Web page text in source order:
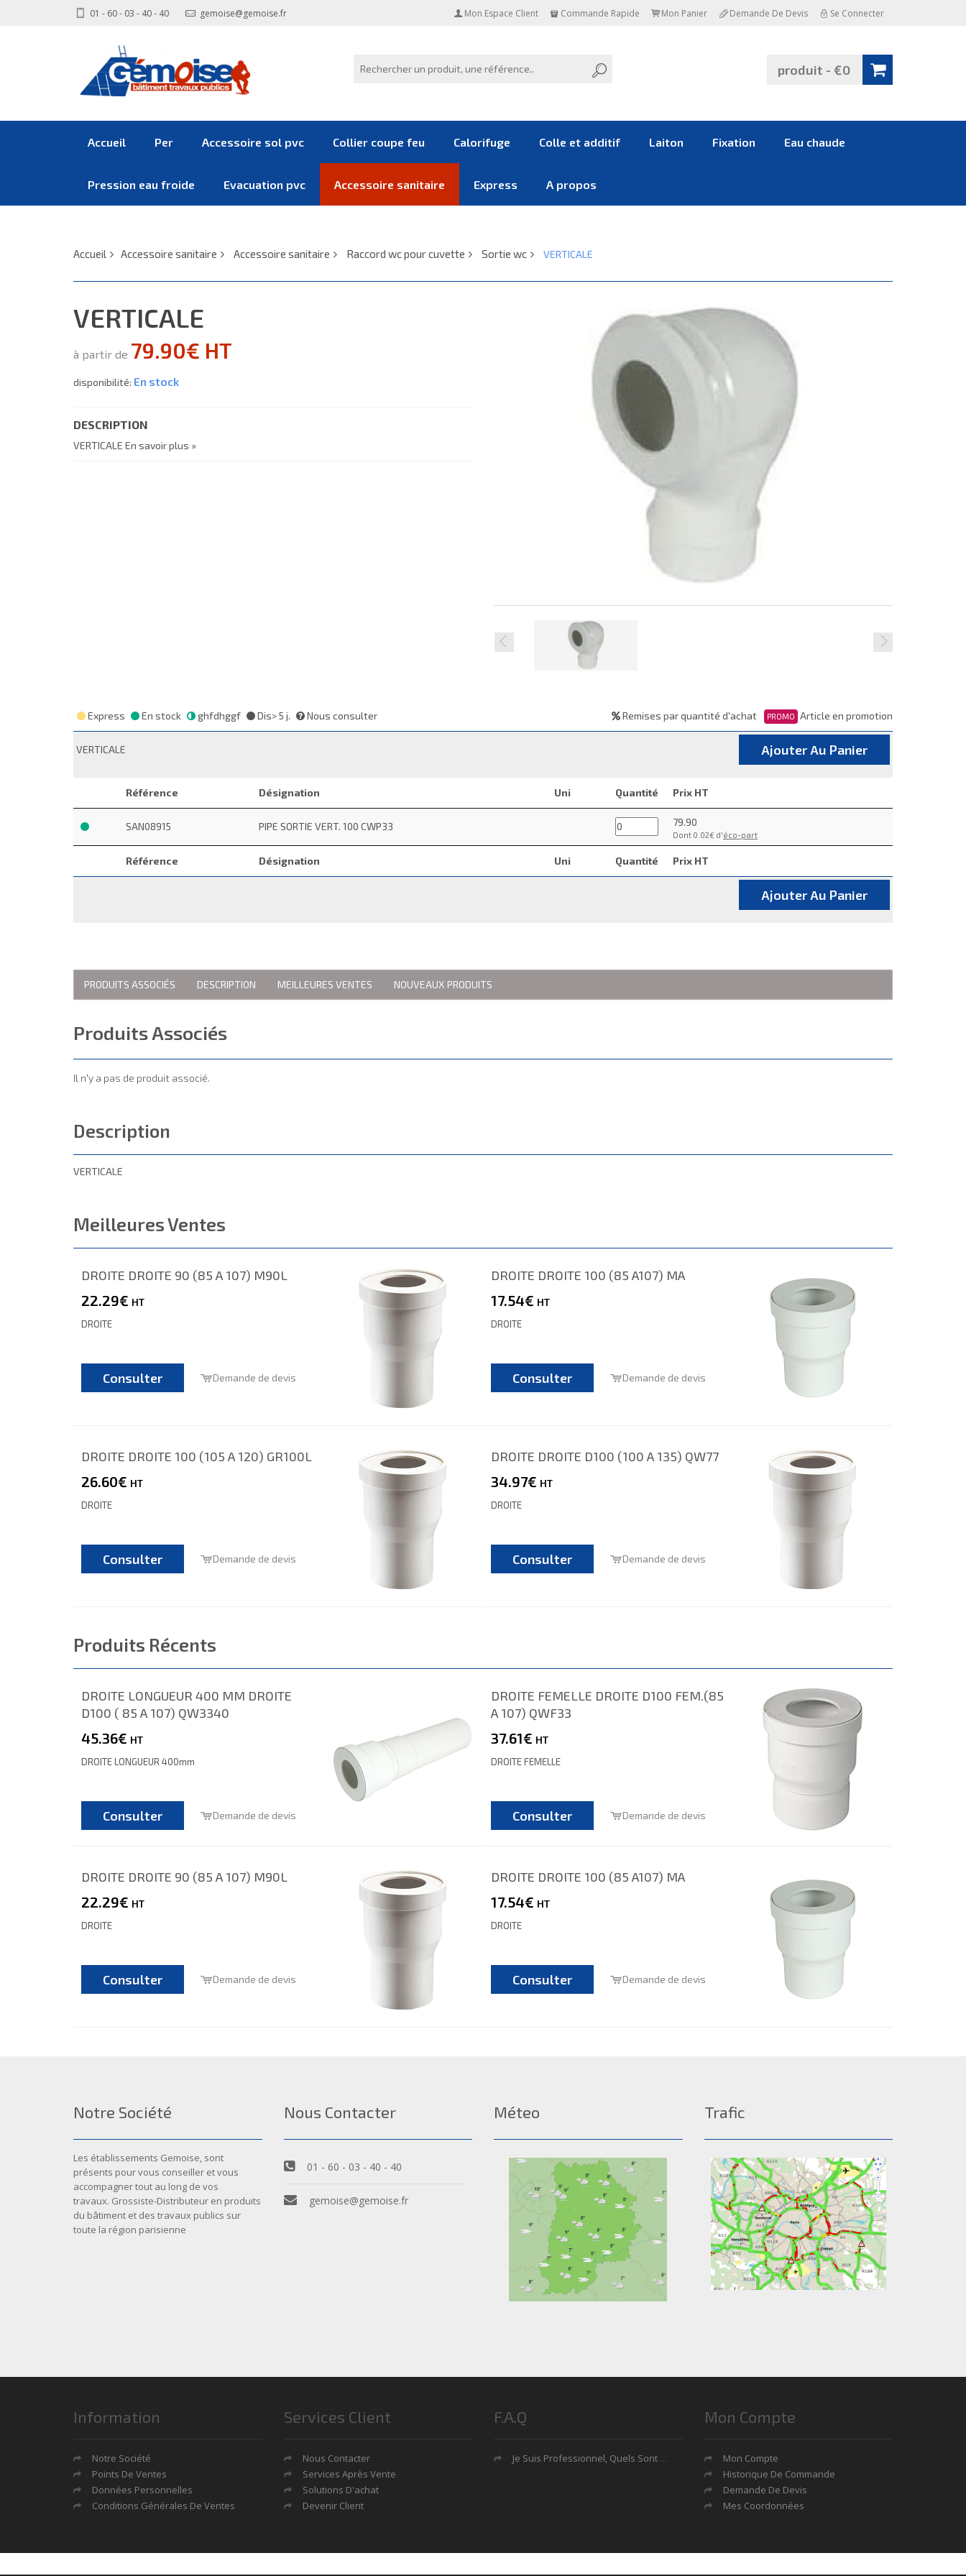
01 - 60 - 03 - 40 - 40 gemoise@gemoise.fr Mon Espace Client Commande Rapide Mon Panier Demande De Devis Se Connecter
produit - €0
Accueil Per Accessoire sol pvc Collier coupe feu Calorifuge Colle et additif Laiton Fixation Eau chaude
Pression eau froide Evacuation pvc Accessoire sanitaire Express A propos
Accueil Accessoire sanitaire Accessoire sanitaire Raccord wc pour cuvette Sortie wc VERTICALE
VERTICALE
à partir de 79.90€ HT
disponibilité: En stock
DESCRIPTION
VERTICALE En savoir plus »
Express En stock ghfdhggf Dis> 5 j. Nous consulter Remises par quantité d'achat PROMO Article en promotion
VERTICALE Ajouter Au Panier
Référence Désignation Uni Quantité Prix HT
Référence Désignation Uni Quantité Prix HT
SAN08915 PIPE SORTIE VERT. 100 CWP33 79.90
Dont 0.02€ d'éco-part
Ajouter Au Panier
PRODUITS ASSOCIÉS DESCRIPTION MEILLEURES VENTES NOUVEAUX PRODUITS
Produits Associés
Il n'y a pas de produit associé.
Description
VERTICALE
Meilleures Ventes
DROITE DROITE 90 (85 A 107) M90L
22.29€ HT
DROITE
Consulter Demande de devis
DROITE DROITE 100 (85 A107) MA
17.54€ HT
DROITE
Consulter Demande de devis
DROITE DROITE 100 (105 A 120) GR100L
26.60€ HT
DROITE
Consulter Demande de devis
DROITE DROITE D100 (100 A 135) QW77
34.97€ HT
DROITE
Consulter Demande de devis
Produits Récents
DROITE LONGUEUR 400 MM DROITE
D100 ( 85 A 107) QW3340
45.36€ HT
DROITE LONGUEUR 400mm
Consulter Demande de devis
DROITE FEMELLE DROITE D100 FEM.(85
A 107) QWF33
37.61€ HT
DROITE FEMELLE
Consulter Demande de devis
DROITE DROITE 90 (85 A 107) M90L
22.29€ HT
DROITE
Consulter Demande de devis
DROITE DROITE 100 (85 A107) MA
17.54€ HT
DROITE
Consulter Demande de devis
Notre Société
Les établissements Gemoise, sont
présents pour vous conseiller et vous
accompagner tout au long de vos
travaux. Grossiste-Distributeur en produits
du bâtiment et des travaux publics sur
toute la région parisienne
Nous Contacter
01 - 60 - 03 - 40 - 40
gemoise@gemoise.fr
Méteo Trafic
Information
Notre Société
Points De Ventes
Données Personnelles
Conditions Générales De Ventes
Services Client
Nous Contacter
Services Après Vente
Solutions D'achat
Devenir Client
F.A.Q
Je Suis Professionnel, Quels Sont Mes Avantages?
Mon Compte
Mon Compte
Historique De Commande
Demande De Devis
Mes Coordonnées